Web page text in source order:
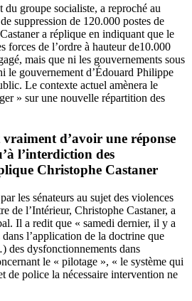
groupe socialiste, a reproché au
suppression de 120.000 postes de
a réplique en indiquant que le
forces de l’ordre à hauteur de10.000
mais que ni les gouvernements sous
le gouvernement d’Édouard Philippe
Le contexte actuel amènera le
» sur une nouvelle répartition des
vraiment d’avoir une réponse
l’interdiction des
Christophe Castaner
les sénateurs au sujet des violences
de l’Intérieur, Christophe Castaner, a
Il a redit que « samedi dernier, il y a
l’application de la doctrine que
des dysfonctionnements dans
le « pilotage », « le système qui
de police la nécessaire intervention ne